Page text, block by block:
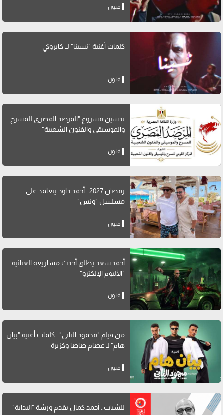
فنون
كلمات أغنية "نسينا" لــ كايروكي
فنون
تدشين مشروع "المرصد المصري للمسرح
والموسيقى والفنون الشعبية"
فنون
رمضان 2027.. أحمد داود يتعاقد على
مسلسل "ونس"
فنون
أحمد سعد يطلق أحدث مشاريعه الغنائية
"الألبوم الإلكترو"
فنون
من فيلم "محمود التاني".. كلمات أغنية "بيان
هام" لـ عصام صاصا وكزبرة
فنون
للشباب.. أحمد كمال يقدم ورشة "البداية"